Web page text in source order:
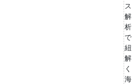
ス
解
析
で
紐
解
く
海